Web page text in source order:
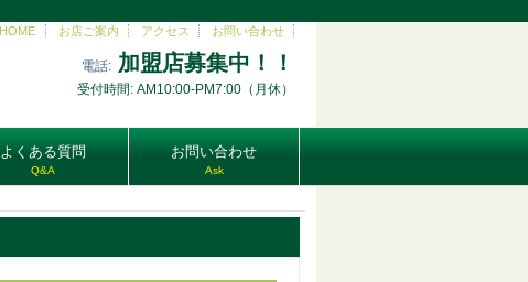
HOME
お店ご案内 アクセス お問い合わせ
電話: 加盟店募集中！！
受付時間: AM10:00-PM7:00（月休）
よくある質問
Q&A
お問い合わせ
Ask